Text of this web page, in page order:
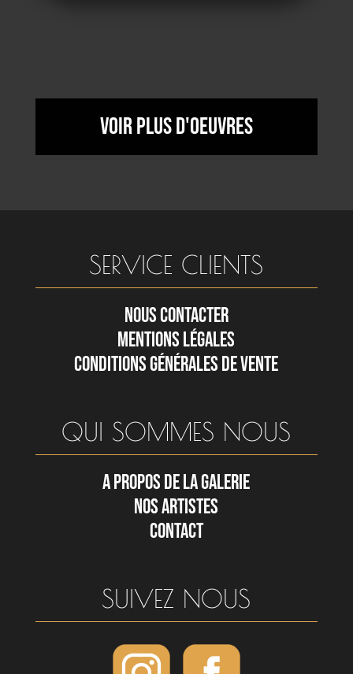
Voir plus d'oeuvres
SERVICE CLIENTS
NOUS CONTACTER
MENTIONS LÉGALES
CONDITIONS GÉNÉRALES DE VENTE
QUI SOMMES NOUS
A PROPOS DE LA GALERIE
NOS ARTISTES
CONTACT
SUIVEZ NOUS